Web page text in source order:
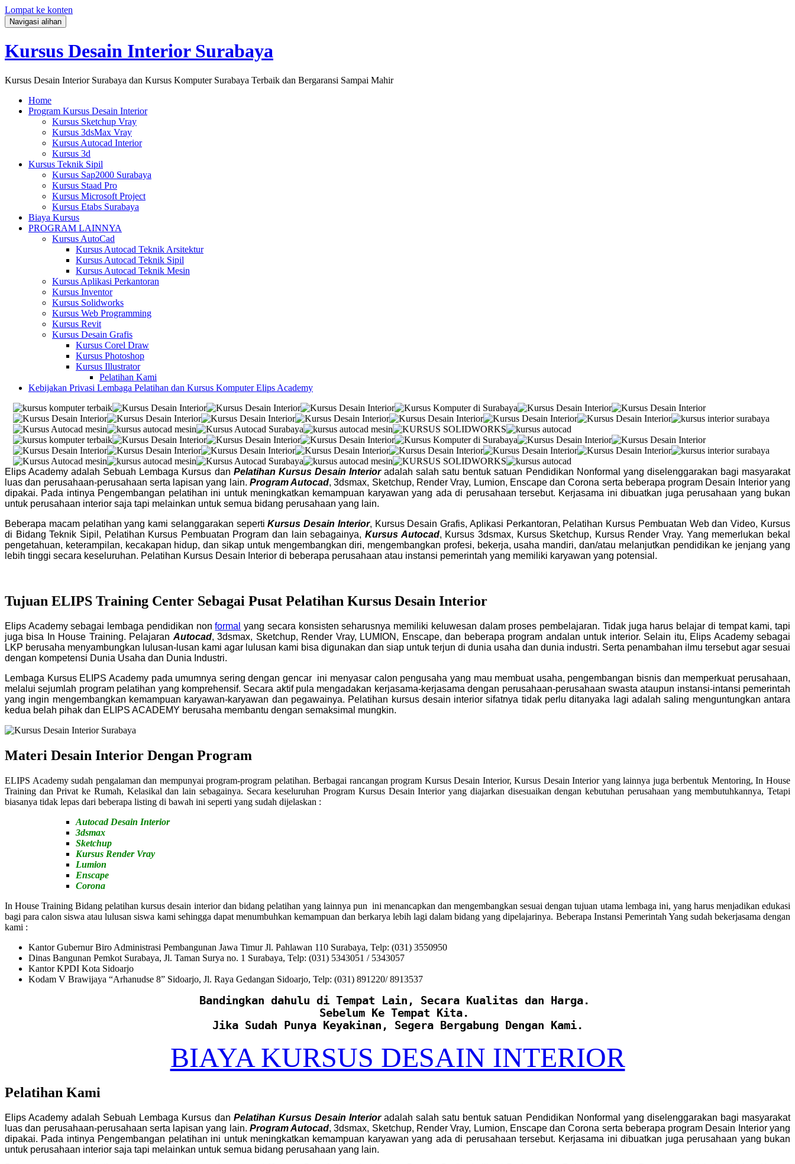
Lompat ke konten
Navigasi alihan
Kursus Desain Interior Surabaya
Kursus Desain Interior Surabaya dan Kursus Komputer Surabaya Terbaik dan Bergaransi Sampai Mahir
Home
Program Kursus Desain Interior
Kursus Sketchup Vray
Kursus 3dsMax Vray
Kursus Autocad Interior
Kursus 3d
Kursus Teknik Sipil
Kursus Sap2000 Surabaya
Kursus Staad Pro
Kursus Microsoft Project
Kursus Etabs Surabaya
Biaya Kursus
PROGRAM LAINNYA
Kursus AutoCad
Kursus Autocad Teknik Arsitektur
Kursus Autocad Teknik Sipil
Kursus Autocad Teknik Mesin
Kursus Aplikasi Perkantoran
Kursus Inventor
Kursus Solidworks
Kursus Web Programming
Kursus Revit
Kursus Desain Grafis
Kursus Corel Draw
Kursus Photoshop
Kursus Illustrator
Pelatihan Kami
Kebijakan Privasi Lembaga Pelatihan dan Kursus Komputer Elips Academy
Elips Academy adalah Sebuah Lembaga Kursus dan Pelatihan Kursus Desain Interioradalah salah satu bentuk satuan Pendidikan Nonformal yang diselenggarakan bagi masyarakat
luas dan perusahaan-perusahaan serta lapisan yang lain. Program Autocad, 3dsmax, Sketchup, Render Vray, Lumion, Enscape dan Corona serta beberapa program Desain Interior yang
dipakai. Pada intinya Pengembangan pelatihan ini untuk meningkatkan kemampuan karyawan yang ada di perusahaan tersebut. Kerjasama ini dibuatkan juga perusahaan yang bukan
untuk perusahaan interior saja tapi melainkan untuk semua bidang perusahaan yang lain.
Beberapa macam pelatihan yang kami selanggarakan seperti Kursus Desain Interior, Kursus Desain Grafis, Aplikasi Perkantoran, Pelatihan Kursus Pembuatan Web dan Video, Kursus
di Bidang Teknik Sipil, Pelatihan Kursus Pembuatan Program dan lain sebagainya, Kursus Autocad, Kursus 3dsmax, Kursus Sketchup, Kursus Render Vray. Yang memerlukan bekal
pengetahuan, keterampilan, kecakapan hidup, dan sikap untuk mengembangkan diri, mengembangkan profesi, bekerja, usaha mandiri, dan/atau melanjutkan pendidikan ke jenjang yang
lebih tinggi secara keseluruhan. Pelatihan Kursus Desain Interior di beberapa perusahaan atau instansi pemerintah yang memiliki karyawan yang potensial.
Tujuan ELIPS Training Center Sebagai Pusat Pelatihan Kursus Desain Interior
Elips Academy sebagai lembaga pendidikan nonformal yang secara konsisten seharusnya memiliki keluwesan dalam proses pembelajaran. Tidak juga harus belajar di tempat kami, tapi
juga bisa In House Training. Pelajaran Autocad, 3dsmax, Sketchup, Render Vray, LUMION, Enscape, dan beberapa program andalan untuk interior. Selain itu, Elips Academy sebagai
LKP berusaha menyambungkan lulusan-lusan kami agar lulusan kami bisa digunakan dan siap untuk terjun di dunia usaha dan dunia industri. Serta penambahan ilmu tersebut agar sesuai
dengan kompetensi Dunia Usaha dan Dunia Industri.
Lembaga Kursus ELIPS Academy pada umumnya sering dengan gencar ini menyasar calon pengusaha yang mau membuat usaha, pengembangan bisnis dan memperkuat perusahaan,
melalui sejumlah program pelatihan yang komprehensif. Secara aktif pula mengadakan kerjasama-kerjasama dengan perusahaan-perusahaan swasta ataupun instansi-intansi pemerintah
yang ingin mengembangkan kemampuan karyawan-karyawan dan pegawainya. Pelatihan kursus desain interior sifatnya tidak perlu ditanyaka lagi adalah saling menguntungkan antara
kedua belah pihak dan ELIPS ACADEMY berusaha membantu dengan semaksimal mungkin.
Materi Desain Interior Dengan Program
ELIPS Academy sudah pengalaman dan mempunyai program-program pelatihan. Berbagai rancangan program Kursus Desain Interior, Kursus Desain Interior yang lainnya juga berbentuk Mentoring, In House
Training dan Privat ke Rumah, Kelasikal dan lain sebagainya. Secara keseluruhan Program Kursus Desain Interior yang diajarkan disesuaikan dengan kebutuhan perusahaan yang membutuhkannya, Tetapi
biasanya tidak lepas dari beberapa listing di bawah ini seperti yang sudah dijelaskan :
Autocad Desain Interior
3dsmax
Sketchup
Kursus Render Vray
Lumion
Enscape
Corona
In House Training Bidang pelatihan kursus desain interior dan bidang pelatihan yang lainnya pun ini menancapkan dan mengembangkan sesuai dengan tujuan utama lembaga ini, yang harus menjadikan edukasi
bagi para calon siswa atau lulusan siswa kami sehingga dapat menumbuhkan kemampuan dan berkarya lebih lagi dalam bidang yang dipelajarinya. Beberapa Instansi Pemerintah Yang sudah bekerjasama dengan
kami :
Kantor Gubernur Biro Administrasi Pembangunan Jawa Timur Jl. Pahlawan 110 Surabaya, Telp: (031) 3550950
Dinas Bangunan Pemkot Surabaya, Jl. Taman Surya no. 1 Surabaya, Telp: (031) 5343051 / 5343057
Kantor KPDI Kota Sidoarjo
Kodam V Brawijaya “Arhanudse 8” Sidoarjo, Jl. Raya Gedangan Sidoarjo, Telp: (031) 891220/ 8913537
Bandingkan dahulu di Tempat Lain, Secara Kualitas dan Harga.
Sebelum Ke Tempat Kita.
Jika Sudah Punya Keyakinan, Segera Bergabung Dengan Kami.
BIAYA KURSUS DESAIN INTERIOR
Pelatihan Kami
Elips Academy adalah Sebuah Lembaga Kursus dan Pelatihan Kursus Desain Interioradalah salah satu bentuk satuan Pendidikan Nonformal yang diselenggarakan bagi masyarakat
luas dan perusahaan-perusahaan serta lapisan yang lain. Program Autocad, 3dsmax, Sketchup, Render Vray, Lumion, Enscape dan Corona serta beberapa program Desain Interior yang
dipakai. Pada intinya Pengembangan pelatihan ini untuk meningkatkan kemampuan karyawan yang ada di perusahaan tersebut. Kerjasama ini dibuatkan juga perusahaan yang bukan
untuk perusahaan interior saja tapi melainkan untuk semua bidang perusahaan yang lain.